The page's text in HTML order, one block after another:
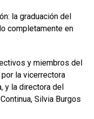
la graduación del
completamente en
y miembros del
la vicerrectora
y la directora del
Silvia Burgos